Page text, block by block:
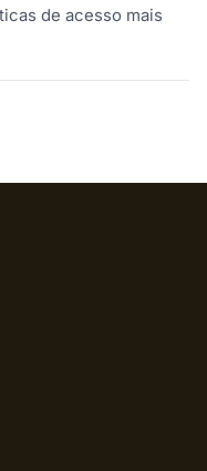
de acesso mais